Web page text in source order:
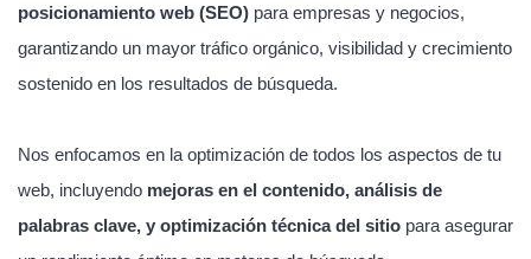
posicionamiento web (SEO) para empresas y negocios,
garantizando un mayor tráfico orgánico, visibilidad y crecimiento
sostenido en los resultados de búsqueda.
Nos enfocamos en la optimización de todos los aspectos de tu
web, incluyendo mejoras en el contenido, análisis de
palabras clave, y optimización técnica del sitio para asegurar